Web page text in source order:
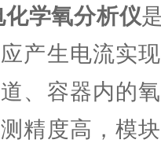
化学氧分析仪
产生电流实
、容器内的
精度高，模